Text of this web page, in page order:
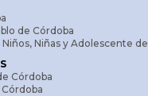
de Córdoba
Niñas y Adolescente
Córdoba